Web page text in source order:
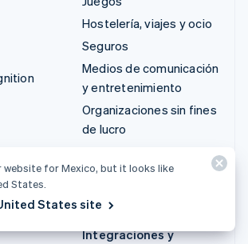
Hostelería, viajes y ocio
Seguros
Medios de comunicación
y entretenimiento
Organizaciones sin fines
de lucro
Sector público
Integraciones y
website for Mexico, but it looks like
States.
States site